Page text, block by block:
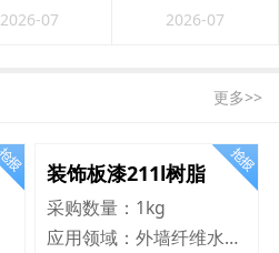
2026-07 2026-07
更多>>
装饰板漆211l树脂
采购数量： 1kg
应用领域：
外墙纤维水泥板